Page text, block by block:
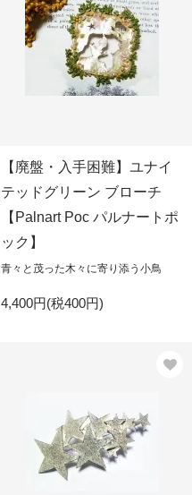
【廃盤・入手困難】ユナイ
テッドグリーン ブローチ
【Palnart Poc パルナートポ
ック】
青々と茂った木々に寄り添う小鳥
4,400円(税400円)